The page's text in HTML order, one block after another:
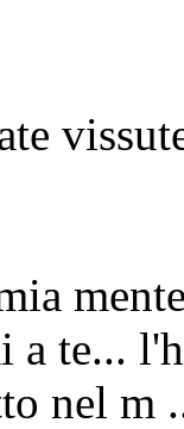
a te...
nel m